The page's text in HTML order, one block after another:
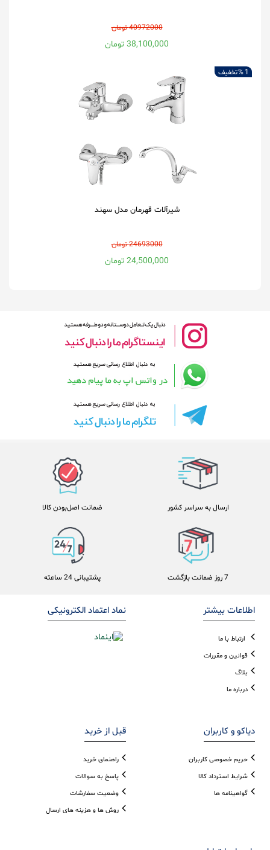
40972000 تومان
38,100,000 تومان
1 % تخفیف
شیرآلات قهرمان مدل سهند
24693000 تومان
24,500,000 تومان
ضمانت اصل‌بودن کالا ارسال به سراسر کشور
پشتیبانی 24 ساعته 7 روز ضمانت بازگشت
نماد اعتماد الکترونیکی اطلاعات بیشتر
ارتباط با ما
قوانین و مقررات
بلاگ
درباره ما
قبل از خرید
راهنمای خرید
پاسخ به سوالات
وضعیت سفارشات
روش ها و هزینه های ارسال
دیاکو و کاربران
حریم خصوصی کاربران
شرایط استرداد کالا
گواهینامه ها